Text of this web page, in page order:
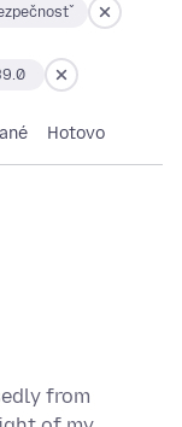
Hotovo
from